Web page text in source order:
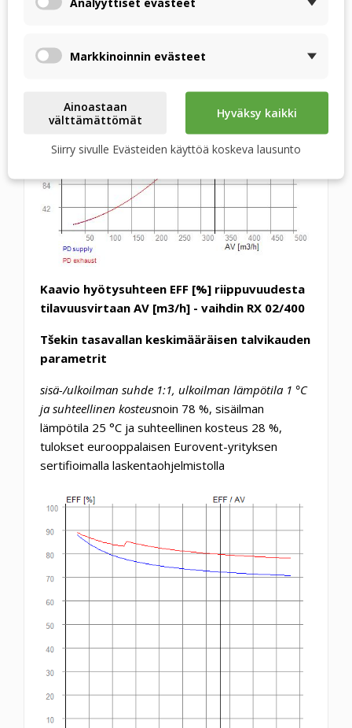
Kaavio hyötysuhteen EFF [%] riippuvuudesta
tilavuusvirtaan AV [m3/h] - vaihdin RX 02/400
Tšekin tasavallan keskimääräisen talvikauden
parametrit
sisä-/ulkoilman suhde 1:1, ulkoilman lämpötila 1 °C
ja suhteellinen kosteusnoin 78 %, sisäilman
lämpötila 25 °C ja suhteellinen kosteus 28 %,
tulokset eurooppalaisen Eurovent-yrityksen
sertifioimalla laskentaohjelmistolla
Markkinoinnin evästeet
Ainoastaan
välttämättömät
Hyväksy kaikki
Siirry sivulle Evästeiden käyttöä koskeva lausunto